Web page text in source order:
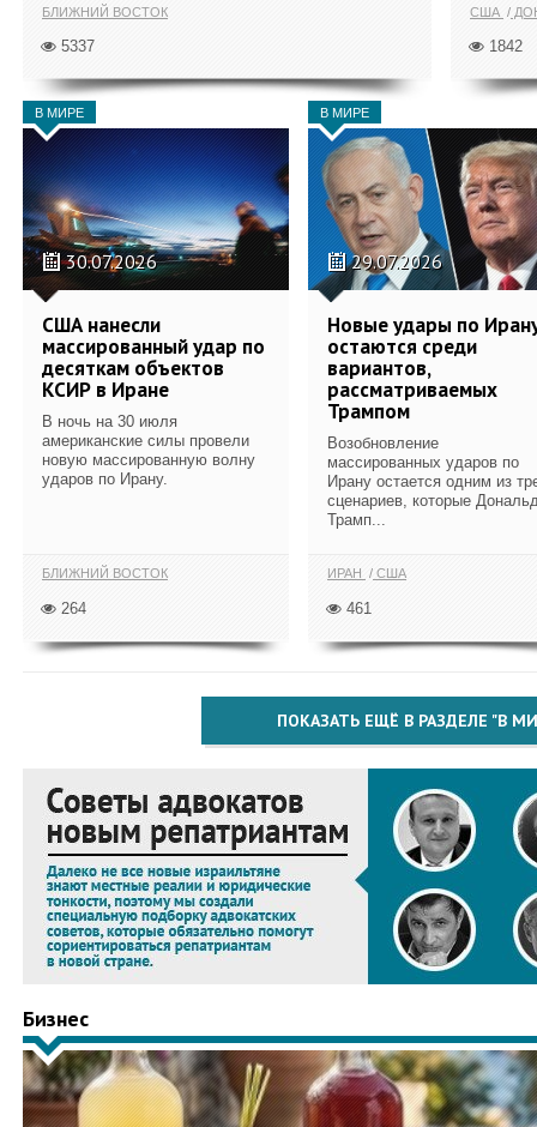
БЛИЖНИЙ ВОСТОК
5337
США
1842
В МИРЕ
30.07.2026
США нанесли
массированный удар по
десяткам объектов
КСИР в Иране
В ночь на 30 июля
американские силы провели
новую массированную волну
ударов по Ирану.
БЛИЖНИЙ ВОСТОК
264
В МИРЕ
29.07.2026
Новые удары по
остаются среди
вариантов,
рассматриваемых
Трампом
Возобновление
массированных ударов по
Ирану остается одним из
сценариев, которые
Трамп...
ИРАН США
461
ПОКАЗАТЬ ЕЩЁ В РАЗДЕЛЕ "В
Бизнес